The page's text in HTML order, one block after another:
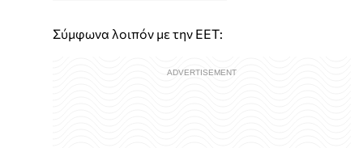
Σύμφωνα λοιπόν με την ΕΕΤ: